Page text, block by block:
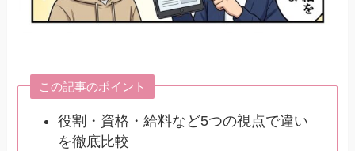
この記事のポイント
役割・資格・給料など5つの視点で違い
を徹底比較